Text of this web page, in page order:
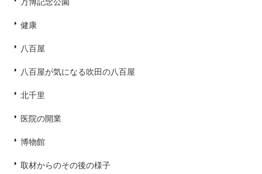
万博記念公園
健康
八百屋
八百屋が気になる吹田の八百屋
北千里
医院の開業
博物館
取材からのその後の様子